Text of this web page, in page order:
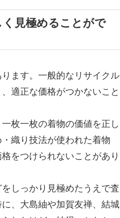
く見極めることがで
ます。一般的なリサイクル
適正な価格がつかないこと
枚一枚の着物の価値を正し
織り技法が使われた着物
をつけられないことがあり
しっかり見極めたうえで査
、大島紬や加賀友禅、結城